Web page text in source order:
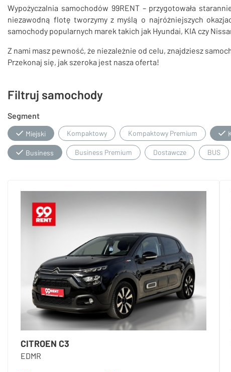
Wypożyczalnia samochodów 99RENT – przygotowała
niezawodną flotę tworzymy z myślą o najróżniejszych
samochody popularnych marek takich jak Hyundai, KIA czy
Z nami masz pewność, że niezależnie od celu, znajdziesz
Przekonaj się, jak szeroka jest nasza oferta!
Filtruj samochody
Segment
Miejski Kompaktowy Kompaktowy Premium
Business Business Premium Dostawcze BUS
CITROEN C3
EDMR